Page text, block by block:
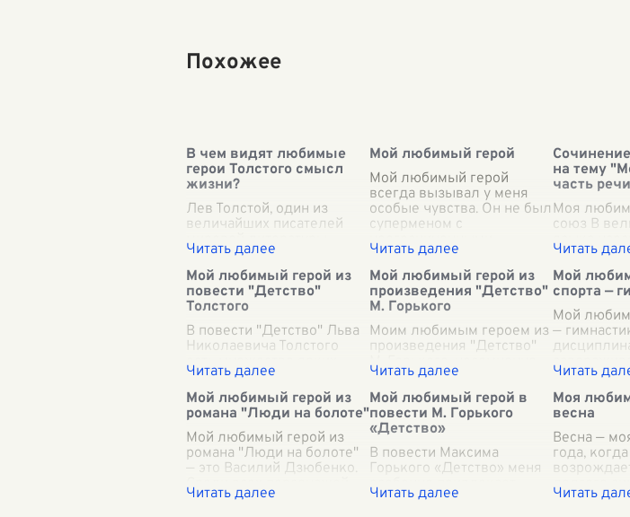
Похожее
В чем видят любимые
герои Толстого смысл
жизни?
Лев Толстой, один из
величайших писателей
мировой литературы,
искусно воплощал в своих
произведениях сложные
философские
размышления о смысле
жизни через своих героев.
Каждое его п...
Мой любимый герой
Мой любимый герой
всегда вызывал у меня
особые чувства. Он не был
суперменом с
неограниченными
силовыми способностями
или блестящим
детективом, который
разгадывает сложнейшие
тайны...
на тему
часть
Моя
союз В
языка
имеются
скромн...
Мой любимый герой из
повести "Детство"
Толстого
В повести "Детство" Льва
Николаевича Толстого
есть множество ярких
персонажей, но для меня
особое место занимает
Николенька Иртеньев.
Этот мальчик, столь
трогательный в своей
искре...
Мой любимый герой из
произведения "Детство"
М. Горького
Моим любимым героем из
произведения "Детство"
М. Горького, несомненно,
является маленький
Алеша Пешков. Уже в
самом начале повести его
образ привлекает своей
трогательной наивность
Мой
спорта —
Мой
—
себе
Мой любимый герой из
романа "Люди на болоте"
Мой любимый герой из
романа "Люди на болоте"
— это Василий Дзюбенко.
Среди всех персонажей
этот человек особенно
Мой любимый герой в
повести М. Горького
«Детство»
В повести Максима
Горького «Детство» меня
особенно привлекает
образ бабушки — сердце и
Моя
весна
Весна —
года,
долгого
Воздух